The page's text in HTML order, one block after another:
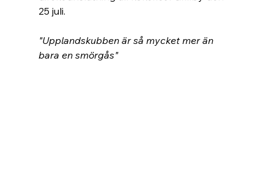
25 juli.
"Upplandskubben är så mycket mer än
bara en smörgås"